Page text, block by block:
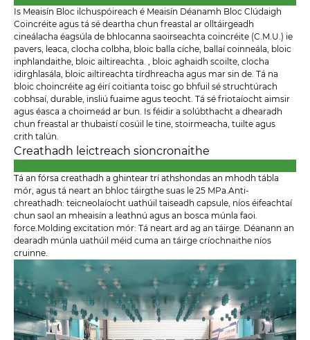
Is Meaisín Bloc ilchuspóireach é Meaisín Déanamh Bloc Clúdaigh
Coincréite agus tá sé deartha chun freastal ar olltáirgeadh
cineálacha éagsúla de bhlocanna saoirseachta coincréite (C.M.U.) ie
pavers, leaca, clocha colbha, bloic balla cíche, ballaí coinneála, bloic
inphlandaithe, bloic ailtireachta. , bloic aghaidh scoilte, clocha
idirghlasála, bloic ailtireachta tírdhreacha agus mar sin de. Tá na
bloic choincréite ag éirí coitianta toisc go bhfuil sé struchtúrach
cobhsaí, durable, insliú fuaime agus teocht. Tá sé friotaíocht aimsir
agus éasca a choimeád ar bun. Is féidir a solúbthacht a dhearadh
chun freastal ar thubaistí cosúil le tine, stoirmeacha, tuilte agus
crith talún.
Creathadh leictreach sioncronaithe
Tá an fórsa creathadh a ghintear trí athshondas an mhodh tábla
mór, agus tá neart an bhloc táirgthe suas le 25 MPa.Anti-
chreathadh: teicneolaíocht uathúil taiseadh capsule, níos éifeachtaí
chun saol an mheaisín a leathnú agus an bosca múnla faoi.
force.Molding excitation mór: Tá neart ard ag an táirge. Déanann an
dearadh múnla uathúil méid cuma an táirge críochnaithe níos
cruinne.